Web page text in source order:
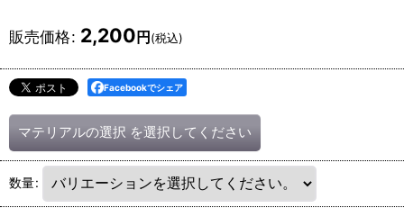
販売価格: 2,200 円 (税込)
Facebookでシェア
マテリアルの選択 を選択してください
数量: